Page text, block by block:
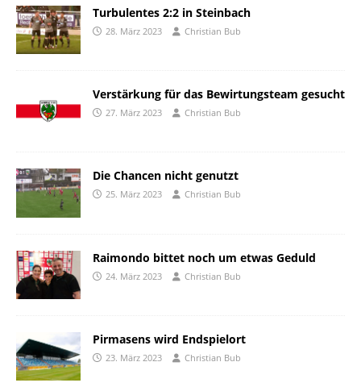
Turbulentes 2:2 in Steinbach
28. März 2023 Christian Bub
Verstärkung für das Bewirtungsteam gesucht
27. März 2023 Christian Bub
Die Chancen nicht genutzt
25. März 2023 Christian Bub
Raimondo bittet noch um etwas Geduld
24. März 2023 Christian Bub
Pirmasens wird Endspielort
23. März 2023 Christian Bub